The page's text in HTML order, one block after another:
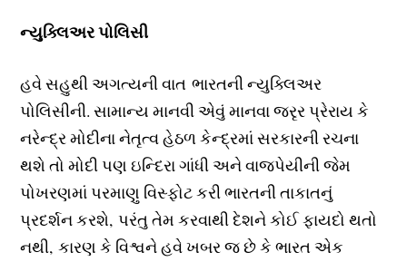
ન્યુક્લિઅર પોલિસી
હવે સહુથી અગત્યની વાત ભારતની ન્યુક્લિઅર
પોલિસીની. સામાન્ય માનવી એવું માનવા જરૃર પ્રેરાય કે
નરેન્દ્ર મોદીના નેતૃત્વ હેઠળ કેન્દ્રમાં સરકારની રચના
થશે તો મોદી પણ ઇન્દિરા ગાંધી અને વાજપેયીની જેમ
પોખરણમાં પરમાણુ વિસ્ફોટ કરી ભારતની તાકાતનું
પ્રદર્શન કરશે, પરંતુ તેમ કરવાથી દેશને કોઈ ફાયદો થતો
નથી, કારણ કે વિશ્વને હવે ખબર જ છે કે ભારત એક